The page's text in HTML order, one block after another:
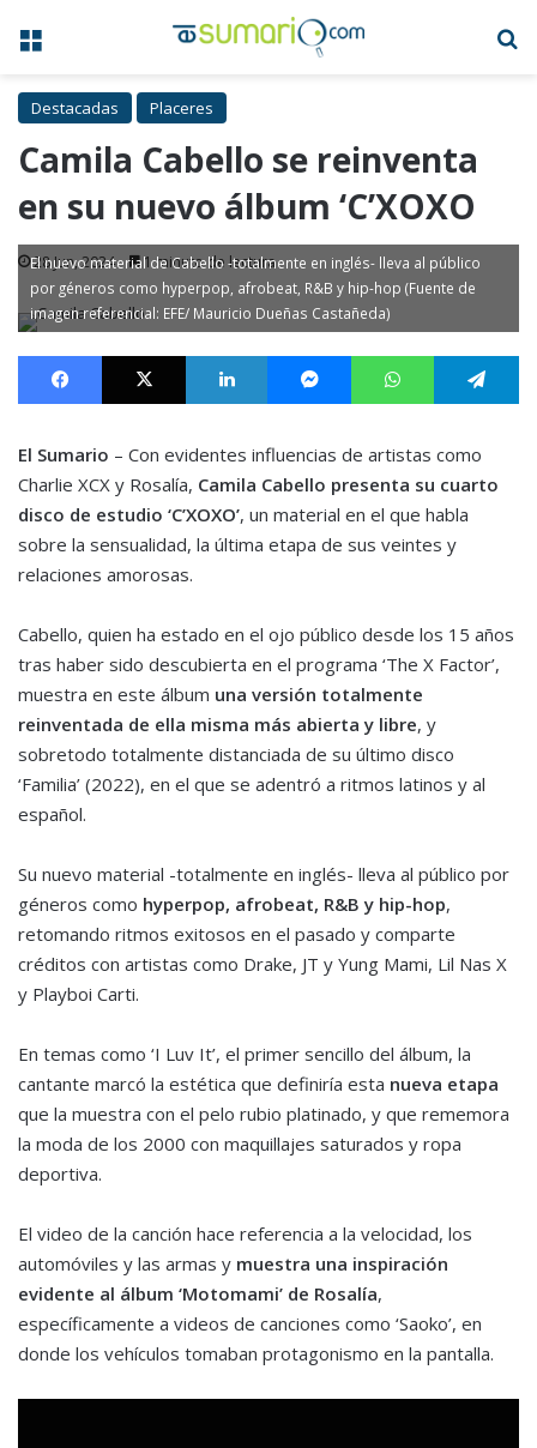
Menú
Destacadas Placeres
Camila Cabello se reinventa
en su nuevo álbum ‘C’XOXO
28 Jun, 2024 1 minuto de lectura
El nuevo material de Cabello -totalmente en inglés- lleva al público
por géneros como hyperpop, afrobeat, R&B y hip-hop (Fuente de
imagen referencial: EFE/ Mauricio Dueñas Castañeda)
Facebook X LinkedIn MessengerWhatsApp
El Sumario – Con evidentes influencias de artistas como
Charlie XCX y Rosalía, Camila Cabello presenta su cuarto
disco de estudio ‘C’XOXO’, un material en el que habla
sobre la sensualidad, la última etapa de sus veintes y
relaciones amorosas.
Cabello, quien ha estado en el ojo público desde los 15 años
tras haber sido descubierta en el programa ‘The X Factor’,
muestra en este álbum una versión totalmente
reinventada de ella misma más abierta y libre, y
sobretodo totalmente distanciada de su último disco
‘Familia’ (2022), en el que se adentró a ritmos latinos y al
español.
Su nuevo material -totalmente en inglés- lleva al público por
géneros como hyperpop, afrobeat, R&B y hip-hop,
retomando ritmos exitosos en el pasado y comparte
créditos con artistas como Drake, JT y Yung Mami, Lil Nas X
y Playboi Carti.
En temas como ‘I Luv It’, el primer sencillo del álbum, la
cantante marcó la estética que definiría esta nueva etapa
que la muestra con el pelo rubio platinado, y que rememora
la moda de los 2000 con maquillajes saturados y ropa
deportiva.
El video de la canción hace referencia a la velocidad, los
automóviles y las armas y muestra una inspiración
evidente al álbum ‘Motomami’ de Rosalía,
específicamente a videos de canciones como ‘Saoko’, en
donde los vehículos tomaban protagonismo en la pantalla.